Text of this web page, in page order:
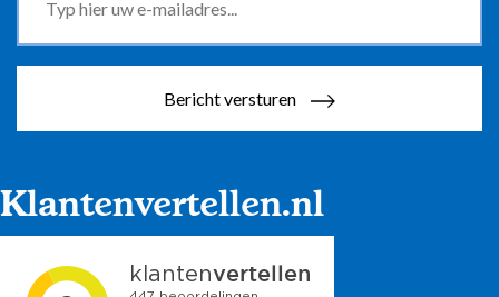
Bericht versturen
Klantenvertellen.nl